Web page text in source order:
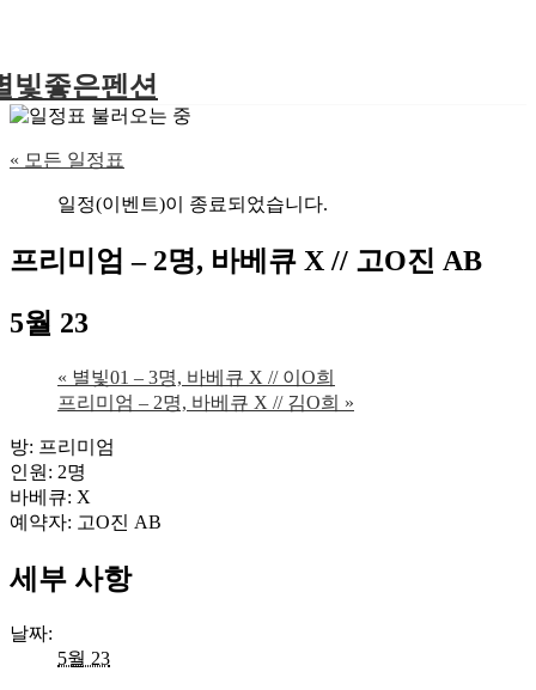
빛좋은펜션
« 모든 일정표
일정(이벤트)이 종료되었습니다.
프리미엄 – 2명, 바베큐 X // 고O진 AB
5월 23
« 별빛01 – 3명, 바베큐 X // 이O희
프리미엄 – 2명, 바베큐 X // 김O희 »
방: 프리미엄
인원: 2명
바베큐: X
예약자: 고O진 AB
세부 사항
날짜:
5월 23